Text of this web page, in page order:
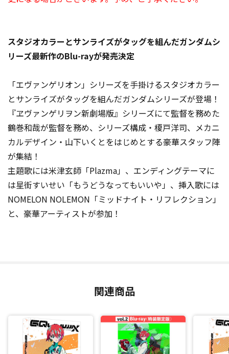
スタジオカラーとサンライズがタッグを組んだガンダムシ
リーズ最新作のBlu-rayが発売決定
「エヴァンゲリオン」シリーズを手掛けるスタジオカラー
とサンライズがタッグを組んだガンダムシリーズが登場！
『ヱヴァンゲリヲン新劇場版』シリーズにて監督を務めた
鶴巻和哉が監督を務め、シリーズ構成・榎戸洋司、メカニ
カルデザイン・山下いくとをはじめとする豪華スタッフ陣
が集結！
主題歌には米津玄師「Plazma」、エンディングテーマに
は星街すいせい「もうどうなってもいいや」、挿入歌には
NOMELON NOLEMON「ミッドナイト・リフレクション」
と、豪華アーティストが参加！
関連商品